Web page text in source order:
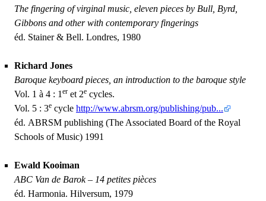
The fingering of virginal music, eleven pieces by Bull, Byrd,
Gibbons and other with contemporary fingerings
éd. Stainer & Bell. Londres, 1980
Richard Jones
Baroque keyboard pieces, an introduction to the baroque style
Vol. 1 à 4 : 1 er et 2e cycles.
Vol. 5 : 3e cycle http://www.abrsm.org/publishing/pub...
éd. ABRSM publishing (The Associated Board of the Royal
Schools of Music) 1991
Ewald Kooiman
ABC Van de Barok – 14 petites pièces
éd. Harmonia. Hilversum, 1979